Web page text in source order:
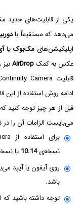
یکی از قابلیت‌های جدید
می‌دهد که مستقیماً با
اپلیکیشن‌های مک‌بوکیا
عکس به کمکAirDrop
ادامه روش استفاده از این
می‌بایست الزامات آن را
نسخه‌ی10.14 یا
روی آیفون یا آیپد
باشد.
توجه داشته باشید